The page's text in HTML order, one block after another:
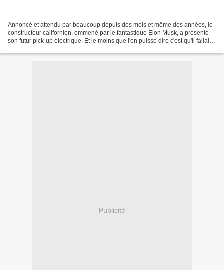
Annoncé et attendu par beaucoup depuis des mois et même des années, le
constructeur californien, emmené par le fantastique Elon Musk, a présenté
son futur pick-up électrique. Et le moins que l'on puisse dire c'est qu'il fallait
Publicité